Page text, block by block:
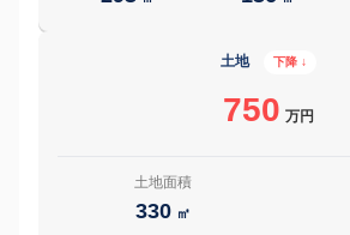
土地 下降 ↓
750 万円
土地面積
330 ㎡